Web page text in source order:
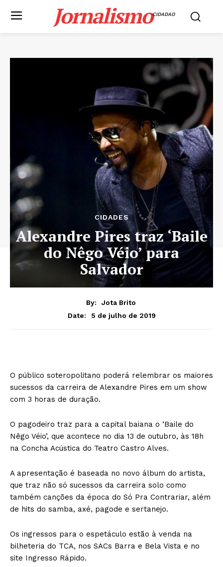
JornalismoCIDADAO
CIDADES
Alexandre Pires traz ‘Baile
do Nêgo Véio’ para
Salvador
By:
Jota Brito
Date:
5 de julho de 2019
O público soteropolitano poderá relembrar os maiores
sucessos da carreira de Alexandre Pires em um show
com 3 horas de duração.
O pagodeiro traz para a capital baiana o ‘Baile do
Nêgo Véio’, que acontece no dia 13 de outubro, às 18h
na Concha Acústica do Teatro Castro Alves.
A apresentação é baseada no novo álbum do artista,
que traz não só sucessos da carreira solo como
também canções da época do Só Pra Contrariar, além
de hits do samba, axé, pagode e sertanejo.
Os ingressos para o espetáculo estão à venda na
bilheteria do TCA, nos SACs Barra e Bela Vista e no
site Ingresso Rápido.